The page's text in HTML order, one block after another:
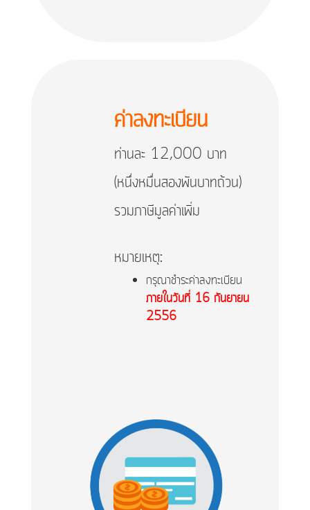
ค่าลงทะเบียน
ท่านละ 12,000 บาท
(หนึ่งหมื่นสองพันบาทถ้วน)
รวมภาษีมูลค่าเพิ่ม​
หมายเหตุ:
กรุณาชำระค่าลงทะเบียน
ภายในวันที่ 16 กันยายน
2556